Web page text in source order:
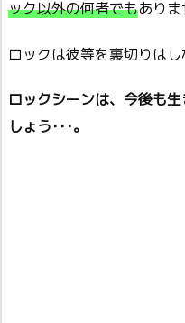
ック以外の何者でもありま
ロックは彼等を裏切りはし
ロックシーンは、今後も
しょう･･･。